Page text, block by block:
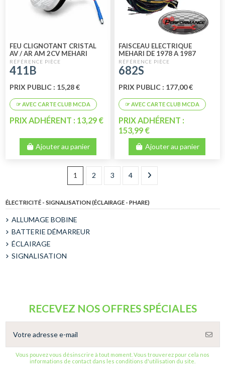
FEU CLIGNOTANT CRISTAL
AV / AR AM 2CV MEHARI
411B
PRIX PUBLIC : 15,28 €
PRIX ADHÉRENT : 13,29 €
Ajouter au panier
FAISCEAU ELECTRIQUE
MEHARI DE 1978 A 1987
NOUVEAU MODELE AVEC
BOITE A FUSIBLE
682S
PRIX PUBLIC : 177,00 €
PRIX ADHÉRENT :
153,99 €
Ajouter au panier
1 2 3 4
ÉLECTRICITÉ - SIGNALISATION (ÉCLAIRAGE - PHARE)
ALLUMAGE BOBINE
BATTERIE DÉMARREUR
ÉCLAIRAGE
SIGNALISATION
RECEVEZ NOS OFFRES SPÉCIALES
Vous pouvez vous désinscrire à tout moment. Vous trouverez pour cela nos
informations de contact dans les conditions d'utilisation du site.